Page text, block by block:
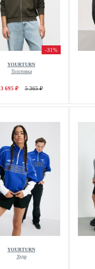
-31%
YOURTURN
Толстовка
3 695 ₽ 5 365 ₽
YOURTURN
Худи